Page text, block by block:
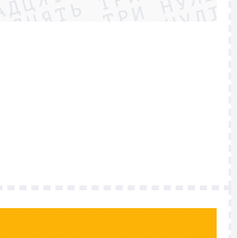
ТРИ НУЛІ
ТРИ НУЛІ